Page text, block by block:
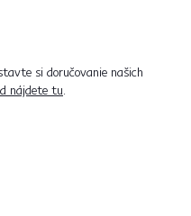
si doručovanie našich
nájdete tu.